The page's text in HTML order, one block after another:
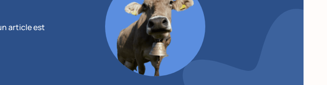
article est